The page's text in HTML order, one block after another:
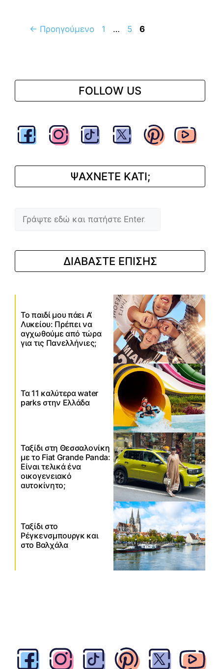
← Προηγούμενο Σελίδα
1 … Σελίδα
5 Σελίδα
6
FOLLOW US
ΨΑΧΝΕΤΕ ΚΑΤΙ;
ΔΙΑΒΑΣΤΕ ΕΠΙΣΗΣ
Το παιδί μου πάει Α’
Λυκείου: Πρέπει να
αγχωθούμε από τώρα
για τις Πανελλήνιες;
Τα 11 καλύτερα water
parks στην Ελλάδα
Ταξίδι στη Θεσσαλονίκη
με το Fiat Grande Panda:
Είναι τελικά ένα
οικογενειακό
αυτοκίνητο;
Ταξίδι στο
Ρέγκενσμπουργκ και
στο Βαλχάλα